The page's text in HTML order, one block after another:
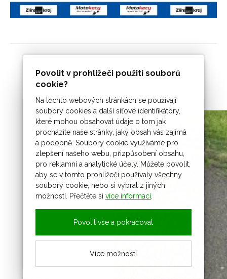
Povolit v prohlížeči použití souborů
cookie?
Na těchto webových stránkách se používají
soubory cookies a další síťové identifikátory,
které mohou obsahovat údaje o tom jak
procházíte naše stránky, jaký obsah vás zajímá
a podobně. Soubory cookie využíváme pro
zlepšení našeho webu, přizpůsobení obsahu,
pro reklamní a analytické účely. Můžete povolit,
aby se v tomto prohlížeči používaly všechny
soubory cookie, nebo si vybrat z jiných
možností. Přečtěte si více informací.
Povolit vše a pokračovat
Více možností